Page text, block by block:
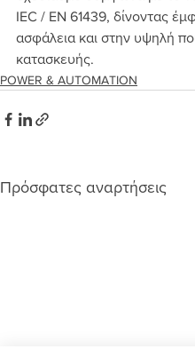
IEC / EN 61439, δίνοντας
ασφάλεια και στην υψηλή
κατασκευής.
POWER & AUTOMATION
Πρόσφατες αναρτήσεις